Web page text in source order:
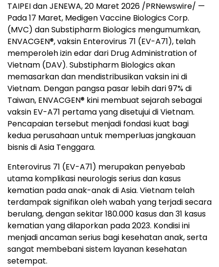
TAIPEI dan JENEWA, 20 Maret 2026 /PRNewswire/ —
Pada 17 Maret, Medigen Vaccine Biologics Corp.
(MVC) dan Substipharm Biologics mengumumkan,
ENVACGEN®, vaksin Enterovirus 71 (EV-A71), telah
memperoleh izin edar dari Drug Administration of
Vietnam (DAV). Substipharm Biologics akan
memasarkan dan mendistribusikan vaksin ini di
Vietnam. Dengan pangsa pasar lebih dari 97% di
Taiwan, ENVACGEN® kini membuat sejarah sebagai
vaksin EV-A71 pertama yang disetujui di Vietnam.
Pencapaian tersebut menjadi fondasi kuat bagi
kedua perusahaan untuk memperluas jangkauan
bisnis di Asia Tenggara.
Enterovirus 71 (EV-A71) merupakan penyebab
utama komplikasi neurologis serius dan kasus
kematian pada anak-anak di Asia. Vietnam telah
terdampak signifikan oleh wabah yang terjadi secara
berulang, dengan sekitar 180.000 kasus dan 31 kasus
kematian yang dilaporkan pada 2023. Kondisi ini
menjadi ancaman serius bagi kesehatan anak, serta
sangat membebani sistem layanan kesehatan
setempat.